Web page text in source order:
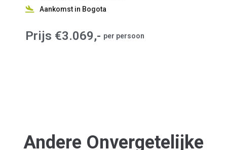
Aankomst in Bogota
Prijs €3.069,- per persoon
Andere Onvergetelijke